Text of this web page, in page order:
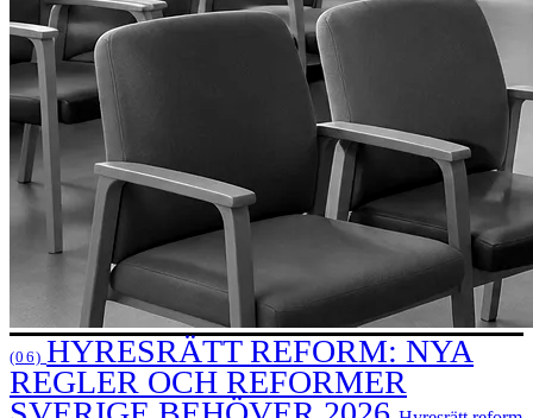
(06) HYRESRÄTT REFORM: NYA
REGLER OCH REFORMER